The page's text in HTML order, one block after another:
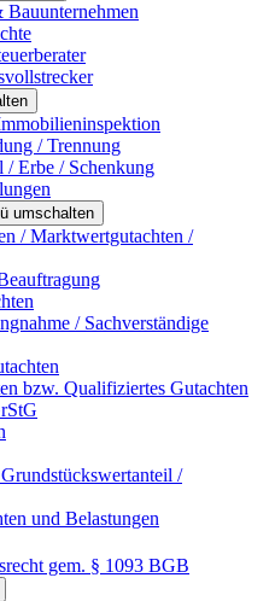
/ Trennung
/ Erbe / Schenkung
umschalten
/ Marktwertgutachten /
/ Sachverständige
bzw. Qualifiziertes Gutachten
/
und Belastungen
gem. § 1093 BGB